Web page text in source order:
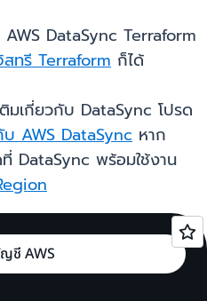
DataSync Terraform
สทรี Terraform ก็ได้
มเกี่ยวกับ DataSync โปรด
บ AWS DataSync หาก
DataSync พร้อมใช้งาน
ชี AWS